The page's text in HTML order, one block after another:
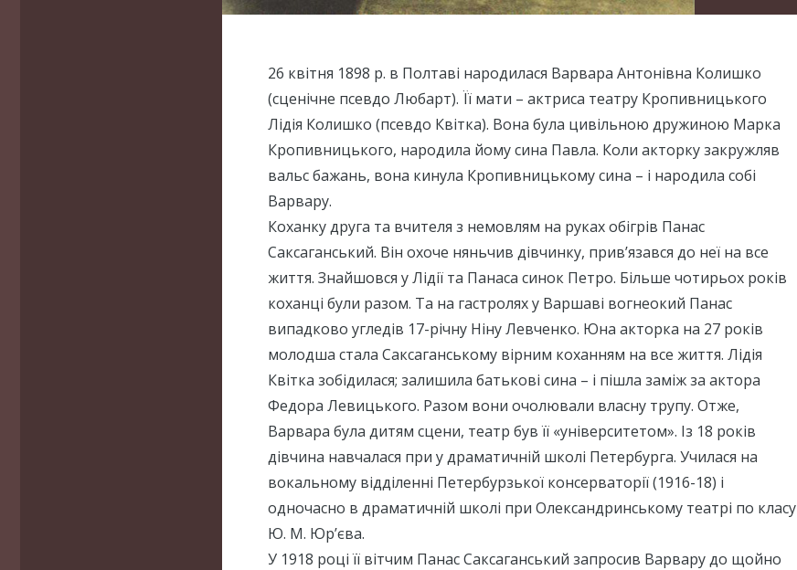
26 квітня 1898 р. в Полтаві народилася Варвара Антонівна Колишко
(сценічне псевдо Любарт). Її мати – актриса театру Кропивницького
Лідія Колишко (псевдо Квітка). Вона була цивільною дружиною Марка
Кропивницького, народила йому сина Павла. Коли акторку закружляв
вальс бажань, вона кинула Кропивницькому сина – і народила собі
Варвару.
Коханку друга та вчителя з немовлям на руках обігрів Панас
Саксаганський. Він охоче няньчив дівчинку, прив’язався до неї на все
життя. Знайшовся у Лідії та Панаса синок Петро. Більше чотирьох років
коханці були разом. Та на гастролях у Варшаві вогнеокий Панас
випадково угледів 17-річну Ніну Левченко. Юна акторка на 27 років
молодша стала Саксаганському вірним коханням на все життя. Лідія
Квітка зобідилася; залишила батькові сина – і пішла заміж за актора
Федора Левицького. Разом вони очолювали власну трупу. Отже,
Варвара була дитям сцени, театр був її «університетом». Із 18 років
дівчина навчалася при у драматичній школі Петербурга. Училася на
вокальному відділенні Петербурзької консерваторії (1916-18) і
одночасно в драматичній школі при Олександринському театрі по класу
Ю. М. Юр’єва.
У 1918 році її вітчим Панас Саксаганський запросив Варвару до щойно